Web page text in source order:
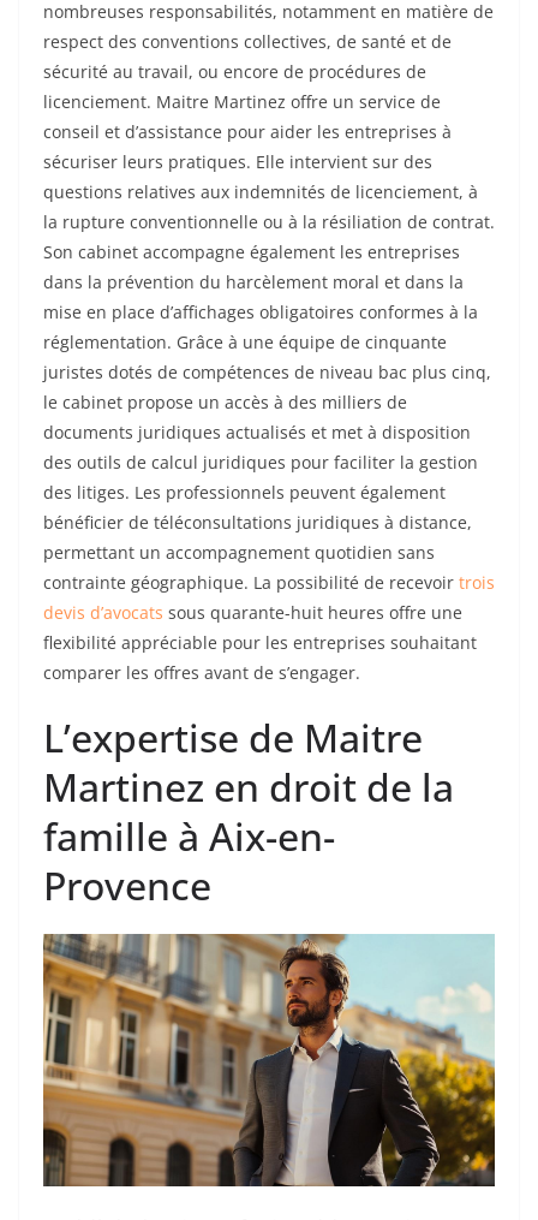
nombreuses responsabilités, notamment en matière de
respect des conventions collectives, de santé et de
sécurité au travail, ou encore de procédures de
licenciement. Maitre Martinez offre un service de
conseil et d’assistance pour aider les entreprises à
sécuriser leurs pratiques. Elle intervient sur des
questions relatives aux indemnités de licenciement, à
la rupture conventionnelle ou à la résiliation de contrat.
Son cabinet accompagne également les entreprises
dans la prévention du harcèlement moral et dans la
mise en place d’affichages obligatoires conformes à la
réglementation. Grâce à une équipe de cinquante
juristes dotés de compétences de niveau bac plus cinq,
le cabinet propose un accès à des milliers de
documents juridiques actualisés et met à disposition
des outils de calcul juridiques pour faciliter la gestion
des litiges. Les professionnels peuvent également
bénéficier de téléconsultations juridiques à distance,
permettant un accompagnement quotidien sans
contrainte géographique. La possibilité de recevoir trois
devis d’avocats sous quarante-huit heures offre une
flexibilité appréciable pour les entreprises souhaitant
comparer les offres avant de s’engager.
L’expertise de Maitre
Martinez en droit de la
famille à Aix-en-
Provence